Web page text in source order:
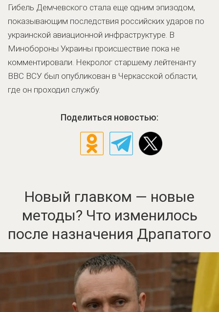
Гибель Демчевского стала еще одним эпизодом,
показывающим последствия российских ударов по
украинской авиационной инфраструктуре. В
Минобороны Украины происшествие пока не
комментировали. Некролог старшему лейтенанту
ВВС ВСУ был опубликован в Черкасской области,
где он проходил службу.
Поделиться новостью:
Новый главком — новые
методы? Что изменилось
после назначения Драпатого